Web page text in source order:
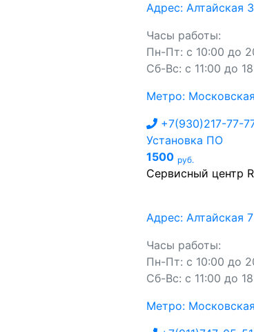
Адрес: Алтайская
Часы работы:
Пн-Пт: с 10:00 до
Сб-Вс: с 11:00 до
Метро: Московская
+7(930)217-77-
Установка ПО
1500 руб.
Сервисный центр
Адрес: Алтайская 7
Часы работы:
Пн-Пт: с 10:00 до
Сб-Вс: с 11:00 до
Метро: Московская